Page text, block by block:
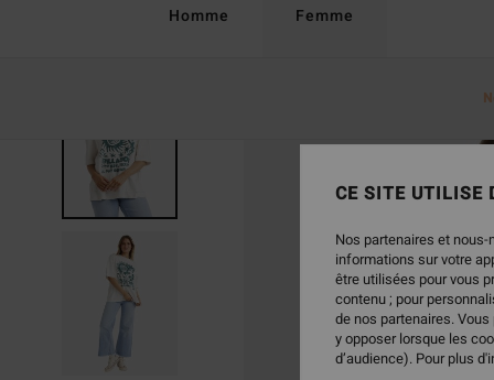
Homme Femme
CE SITE UTILISE
Nos partenaires et
informations sur votre
être utilisées pour vous
contenu ; pour
de nos partenaires.
y opposer lorsque les
d’audience). Pour plus